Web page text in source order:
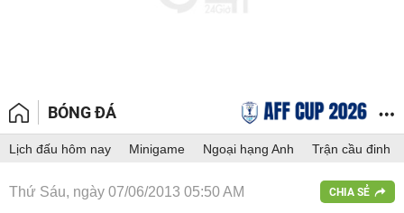
BÓNG ĐÁ
Lịch đấu hôm nay Minigame Ngoại hạng Anh Trận cầu đinh
Thứ Sáu, ngày 07/06/2013 05:50 AM CHIA SẺ